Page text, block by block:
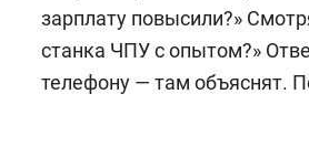
зарплату повысили?»
станка ЧПУ с опытом?»
телефону — там объяснят.